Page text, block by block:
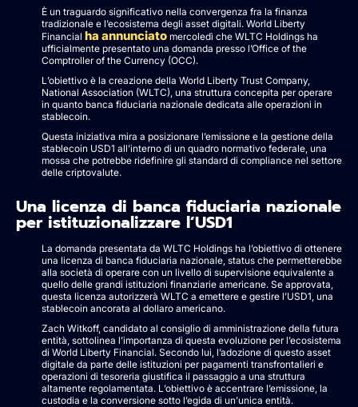
È un traguardo significativo nella convergenza fra la finanza
tradizionale e l’ecosistema degli asset digitali. World Liberty
Financial ha annunciato mercoledì che WLTC Holdings ha
ufficialmente presentato una domanda presso l’Office of the
Comptroller of the Currency (OCC).
L’obiettivo è la creazione della World Liberty Trust Company,
National Association (WLTC), una struttura concepita per operare
in quanto banca fiduciaria nazionale dedicata alle operazioni in
stablecoin.
Questa iniziativa mira a posizionare l’emissione e la gestione della
stablecoin USD1 all’interno di un quadro normativo federale, una
mossa che potrebbe ridefinire gli standard di compliance nel settore
delle criptovalute.
Una licenza di banca fiduciaria nazionale
per istituzionalizzare l’USD1
La domanda presentata da WLTC Holdings ha l’obiettivo di ottenere
una licenza di banca fiduciaria nazionale, status che permetterebbe
alla società di operare con un livello di supervisione equivalente a
quello delle grandi istituzioni finanziarie americane. Se approvata,
questa licenza autorizzerà WLTC a emettere e gestire l’USD1, una
stablecoin ancorata al dollaro americano.
Zach Witkoff, candidato al consiglio di amministrazione della futura
entità, sottolinea l’importanza di questa evoluzione per l’ecosistema
di World Liberty Financial. Secondo lui, l’adozione di questo asset
digitale da parte delle istituzioni per pagamenti transfrontalieri e
operazioni di tesoreria giustifica il passaggio a una struttura
altamente regolamentata. L’obiettivo è accentrare l’emissione, la
custodia e la conversione sotto l’egida di un’unica entità.